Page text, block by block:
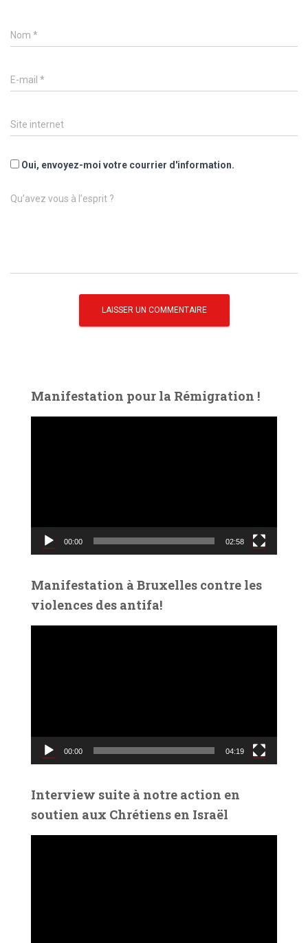
Nom *
E-mail *
Site internet
Oui, envoyez-moi votre courrier d'information.
Qu’avez vous à l’esprit ?
Manifestation pour la Rémigration !
v
o
00:00 02:58
Manifestation à Bruxelles contre les
violences des antifa!
v
o
00:00 04:19
Interview suite à notre action en
soutien aux Chrétiens en Israël